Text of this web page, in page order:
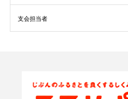
支会担当者